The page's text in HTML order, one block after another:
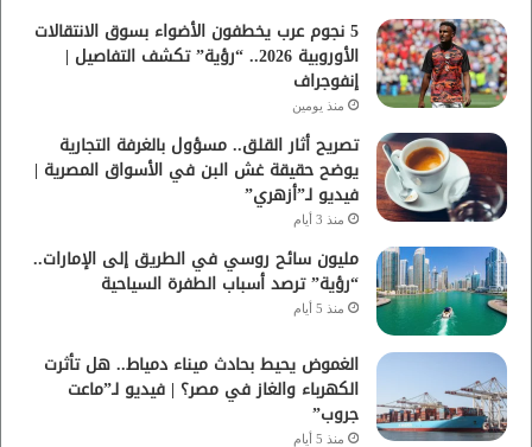
5 نجوم عرب يخطفون الأضواء بسوق الانتقالات
الأوروبية 2026.. “رؤية” تكشف التفاصيل |
إنفوجراف
منذ يومين
تصريح أثار القلق.. مسؤول بالغرفة التجارية
يوضح حقيقة غش البن في الأسواق المصرية |
فيديو لـ”أزهري”
منذ 3 أيام
مليون سائح روسي في الطريق إلى الإمارات..
“رؤية” ترصد أسباب الطفرة السياحية
منذ 5 أيام
الغموض يحيط بحادث ميناء دمياط.. هل تأثرت
الكهرباء والغاز في مصر؟ | فيديو لـ”ماعت
جروب”
منذ 5 أيام